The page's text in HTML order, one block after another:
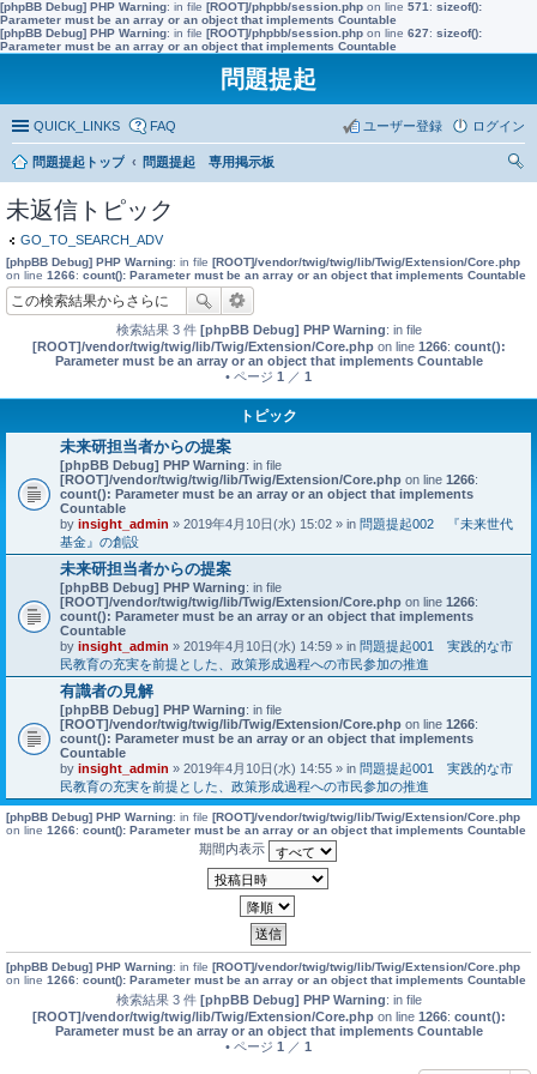
[phpBB Debug] PHP Warning: in file [ROOT]/phpbb/session.php on line 571 : sizeof():
Parameter must be an array or an object that implements Countable
[phpBB Debug] PHP Warning: in file [ROOT]/phpbb/session.php on line 627: sizeof():
Parameter must be an array or an object that implements Countable
問題提起
QUICK_LINKS FAQ ログイン
ユーザー登録
問題提起トップ
問題提起 専用掲示板
未返信トピック
GO_TO_SEARCH_ADV
[phpBB Debug] PHP Warning: in file [ROOT]/vendor/twig/twig/lib/Twig/Extension/Core.php
on line 1266: count(): Parameter must be an array or an object that implements Countable
検索結果 3 件 [phpBB Debug] PHP Warning: in file
[ROOT]/vendor/twig/twig/lib/Twig/Extension/Core.phpon line 1266: count():
Parameter must be an array or an object that implements Countable
• ページ 1 ／ 1
トピック
未来研担当者からの提案
[phpBB Debug] PHP Warning: in file
[ROOT]/vendor/twig/twig/lib/Twig/Extension/Core.php on line 1266:
count(): Parameter must be an array or an object that implements
Countable
by insight_admin » 2019年4月10日(水) 15:02 » in 問題提起002 『未来世代
基金』の創設
未来研担当者からの提案
[phpBB Debug] PHP Warning: in file
[ROOT]/vendor/twig/twig/lib/Twig/Extension/Core.php on line 1266:
count(): Parameter must be an array or an object that implements
Countable
by insight_admin » 2019年4月10日(水) 14:59 » in 問題提起001 実践的な市
民教育の充実を前提とした、政策形成過程への市民参加の推進
有識者の見解
[phpBB Debug] PHP Warning: in file
[ROOT]/vendor/twig/twig/lib/Twig/Extension/Core.php on line 1266:
count(): Parameter must be an array or an object that implements
Countable
by insight_admin » 2019年4月10日(水) 14:55 » in 問題提起001 実践的な市
民教育の充実を前提とした、政策形成過程への市民参加の推進
[phpBB Debug] PHP Warning: in file [ROOT]/vendor/twig/twig/lib/Twig/Extension/Core.php
on line 1266: count(): Parameter must be an array or an object that implements Countable
期間内表示
[phpBB Debug] PHP Warning: in file [ROOT]/vendor/twig/twig/lib/Twig/Extension/Core.php
on line 1266: count(): Parameter must be an array or an object that implements Countable
検索結果 3 件 [phpBB Debug] PHP Warning: in file
[ROOT]/vendor/twig/twig/lib/Twig/Extension/Core.phpon line 1266: count():
Parameter must be an array or an object that implements Countable
• ページ 1 ／ 1